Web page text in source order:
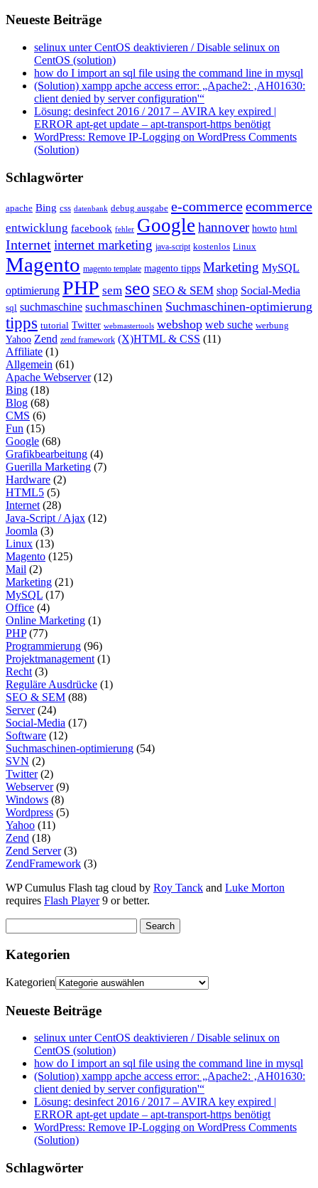
Neueste Beiträge
selinux unter CentOS deaktivieren / Disable selinux on
CentOS (solution)
how do I import an sql file using the command line in mysql
(Solution) xampp apche access error: „Apache2: ‚AH01630:
client denied by server configuration'“
Lösung: desinfect 2016 / 2017 – AVIRA key expired |
ERROR apt-get update – apt-transport-https benötigt
WordPress: Remove IP-Logging on WordPress Comments
(Solution)
Schlagwörter
apache Bing css datenbank debug ausgabe e-commerceecommerce
entwicklung facebook fehler Google hannover howto html
Internetinternet marketing java-script kostenlos Linux
Magento magento template magento tipps Marketing MySQL
optimierung PHP sem seo SEO & SEM shop Social-Media
sql suchmaschine suchmaschinen Suchmaschinen-optimierung
tipps tutorial Twitter webmastertools webshop web suche werbung
Yahoo Zend zend framework (X)HTML & CSS (11)
Affiliate (1)
Allgemein (61)
Apache Webserver(12)
Bing (18)
Blog (68)
CMS (6)
Fun (15)
Google (68)
Grafikbearbeitung (4)
Guerilla Marketing (7)
Hardware (2)
HTML5 (5)
Internet(28)
Java-Script / Ajax (12)
Joomla (3)
Linux (13)
Magento (125)
Mail (2)
Marketing (21)
MySQL (17)
Office (4)
Online Marketing (1)
PHP(77)
Programmierung (96)
Projektmanagement(1)
Recht(3)
Reguläre Ausdrücke (1)
SEO & SEM (88)
Server(24)
Social-Media (17)
Software (12)
Suchmaschinen-optimierung (54)
SVN (2)
Twitter(2)
Webserver(9)
Windows (8)
Wordpress (5)
Yahoo (11)
Zend (18)
Zend Server(3)
ZendFramework (3)
WP Cumulus Flash tag cloud by Roy Tanck and Luke Morton
requires Flash Player9 or better.
Kategorien
Kategorien
Neueste Beiträge
selinux unter CentOS deaktivieren / Disable selinux on
CentOS (solution)
how do I import an sql file using the command line in mysql
(Solution) xampp apche access error: „Apache2: ‚AH01630:
client denied by server configuration'“
Lösung: desinfect 2016 / 2017 – AVIRA key expired |
ERROR apt-get update – apt-transport-https benötigt
WordPress: Remove IP-Logging on WordPress Comments
(Solution)
Schlagwörter